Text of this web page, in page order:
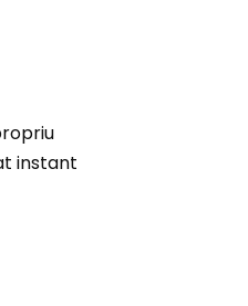
instant